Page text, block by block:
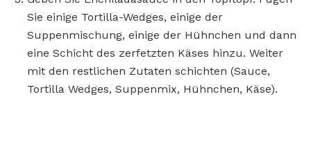
Sie einige Tortilla-Wedges, einige der
Suppenmischung, einige der Hühnchen und dann
eine Schicht des zerfetzten Käses hinzu. Weiter
mit den restlichen Zutaten schichten (Sauce,
Tortilla Wedges, Suppenmix, Hühnchen, Käse).